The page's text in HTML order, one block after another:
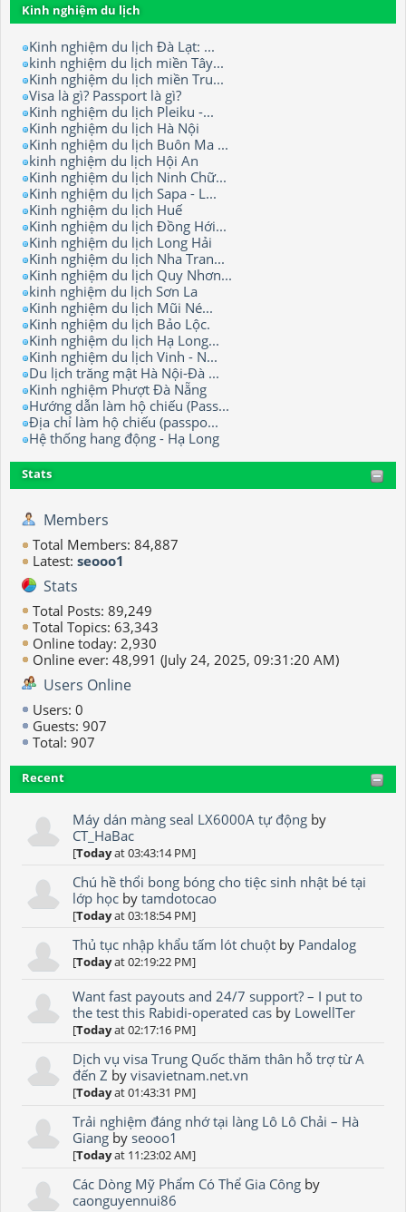
Kinh nghiệm du lịch
Kinh nghiệm du lịch Đà Lạt: ...
kinh nghiệm du lịch miền Tây...
Kinh nghiệm du lịch miền Tru...
Visa là gì? Passport là gì?
Kinh nghiệm du lịch Pleiku -...
Kinh nghiệm du lịch Hà Nội
Kinh nghiệm du lịch Buôn Ma ...
kinh nghiệm du lịch Hội An
Kinh nghiệm du lịch Ninh Chữ...
Kinh nghiệm du lịch Sapa - L...
Kinh nghiệm du lịch Huế
Kinh nghiệm du lịch Đồng Hới...
Kinh nghiệm du lịch Long Hải
Kinh nghiệm du lịch Nha Tran...
Kinh nghiệm du lịch Quy Nhơn...
kinh nghiệm du lịch Sơn La
Kinh nghiệm du lịch Mũi Né...
Kinh nghiệm du lịch Bảo Lộc.
Kinh nghiệm du lịch Hạ Long...
Kinh nghiệm du lịch Vinh - N...
Du lịch trăng mật Hà Nội-Đà ...
Kinh nghiệm Phượt Đà Nẵng
Hướng dẫn làm hộ chiếu (Pass...
Địa chỉ làm hộ chiếu (passpo...
Hệ thống hang động - Hạ Long
Stats
Members
Total Members: 84,887
Latest: seooo1
Stats
Total Posts: 89,249
Total Topics: 63,343
Online today: 2,930
Online ever: 48,991 (July 24, 2025, 09:31:20 AM)
Users Online
Users: 0
Guests: 907
Total: 907
Recent
Máy dán màng seal LX6000A tự động by
CT_HaBac
[Todayat 03:43:14 PM]
Chú hề thổi bong bóng cho tiệc sinh nhật bé tại
lớp học bytamdotocao
[Todayat 03:18:54 PM]
Thủ tục nhập khẩu tấm lót chuột by Pandalog
[Todayat 02:19:22 PM]
Want fast payouts and 24/7 support? – I put to
the test this Rabidi-operated cas by LowellTer
[Todayat 02:17:16 PM]
Dịch vụ visa Trung Quốc thăm thân hỗ trợ từ A
đến Z byvisavietnam.net.vn
[Todayat 01:43:31 PM]
Trải nghiệm đáng nhớ tại làng Lô Lô Chải – Hà
Giang byseooo1
[Todayat 11:23:02 AM]
Các Dòng Mỹ Phẩm Có Thể Gia Công by
caonguyennui86